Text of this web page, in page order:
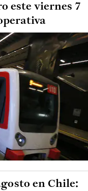
este viernes 7
en Chile: